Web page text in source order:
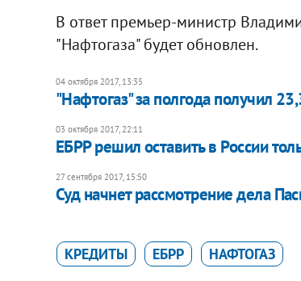
В ответ премьер-министр
"Нафтогаза" будет обновлен.
04 октября 2017, 13:35
"Нафтогаз" за полгода получил
03 октября 2017, 22:11
ЕБРР решил оставить в России
27 сентября 2017, 15:50
Суд начнет рассмотрение дела
КРЕДИТЫ ЕБРР НАФТОГАЗ